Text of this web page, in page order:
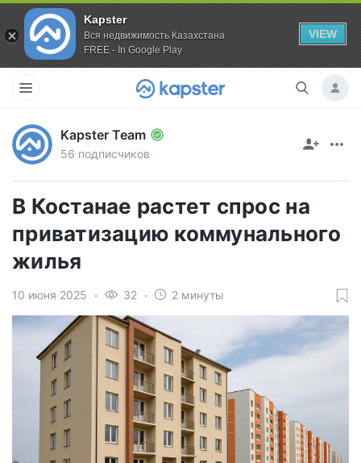
Kapster
Вся недвижимость Казахстана
FREE - In Google Play
VIEW
Kapster Team
56 подписчиков
В Костанае растет спрос на
приватизацию коммунального
жилья
10 июня 2025 32 2 минуты